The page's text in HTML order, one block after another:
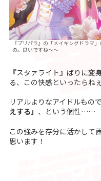
『プリパラ』の「メイキングドラマ
の。良いですね～～
『スタァライト』ばりに
る、この快感といったらね
リアルよりなアイドルもの
えする」 、という個性……
この強みを存分に活かして
思います！